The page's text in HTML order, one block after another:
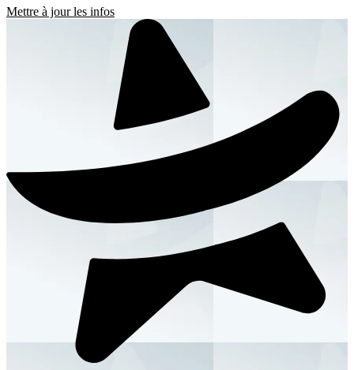
Mettre à jour les infos